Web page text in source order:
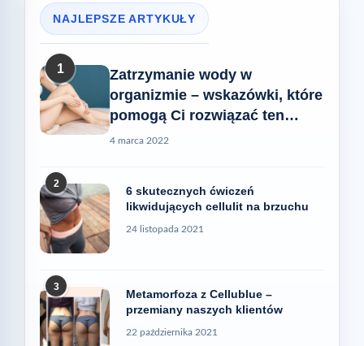
NAJLEPSZE ARTYKUŁY
1
Zatrzymanie wody w
organizmie – wskazówki, które
pomogą Ci rozwiązać ten
problem
4 marca 2022
2
6 skutecznych ćwiczeń
likwidujących cellulit na brzuchu
24 listopada 2021
3
Metamorfoza z Cellublue –
przemiany naszych klientów
22 października 2021